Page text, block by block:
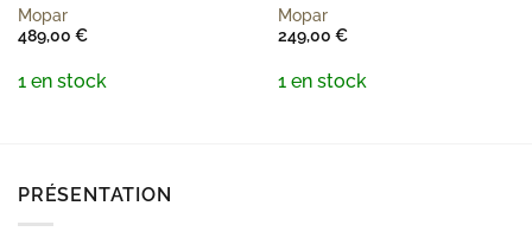
Mopar
489,00 €
1 en stock
Mopar
249,00 €
1 en stock
PRÉSENTATION